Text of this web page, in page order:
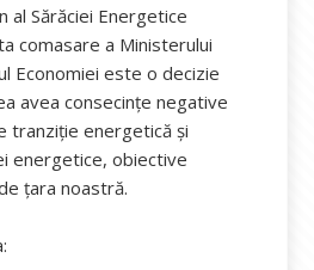
al Sărăciei Energetice
comasare a Ministerului
Economiei este o decizie
avea consecințe negative
tranziție energetică și
energetice, obiective
țara noastră.